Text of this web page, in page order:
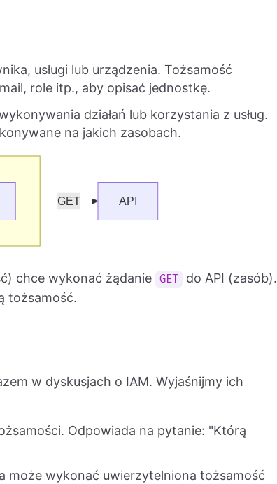
usługi lub urządzenia. Tożsamość
role itp., aby opisać jednostkę.
działań lub korzystania z usług.
na jakich zasobach.
chce wykonać żądanie GET
do API (zasób).
tożsamość.
w dyskusjach o IAM. Wyjaśnijmy ich
Odpowiada na pytanie: "Którą
może wykonać uwierzytelniona tożsamość